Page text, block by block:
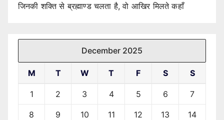
जिनकी शक्ति से ब्रह्माण्ड चलता है, वो आखिर मिलते कहाँ
December 2025
M T W T F S S
1 2 3 4 5 6 7
8 9 10 11 12 13 14